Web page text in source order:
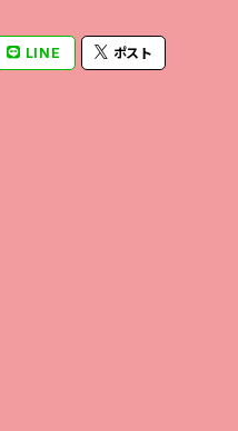
LINE ポスト